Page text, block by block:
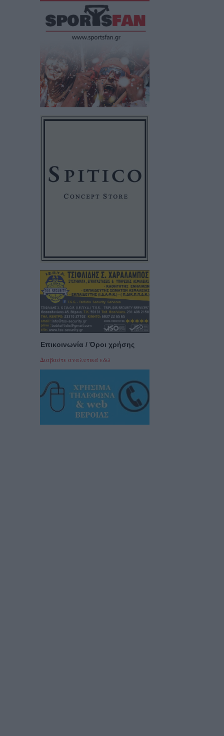
Επικοινωνία / Όροι χρήσης
Διαβαστε αναλυτικά εδώ